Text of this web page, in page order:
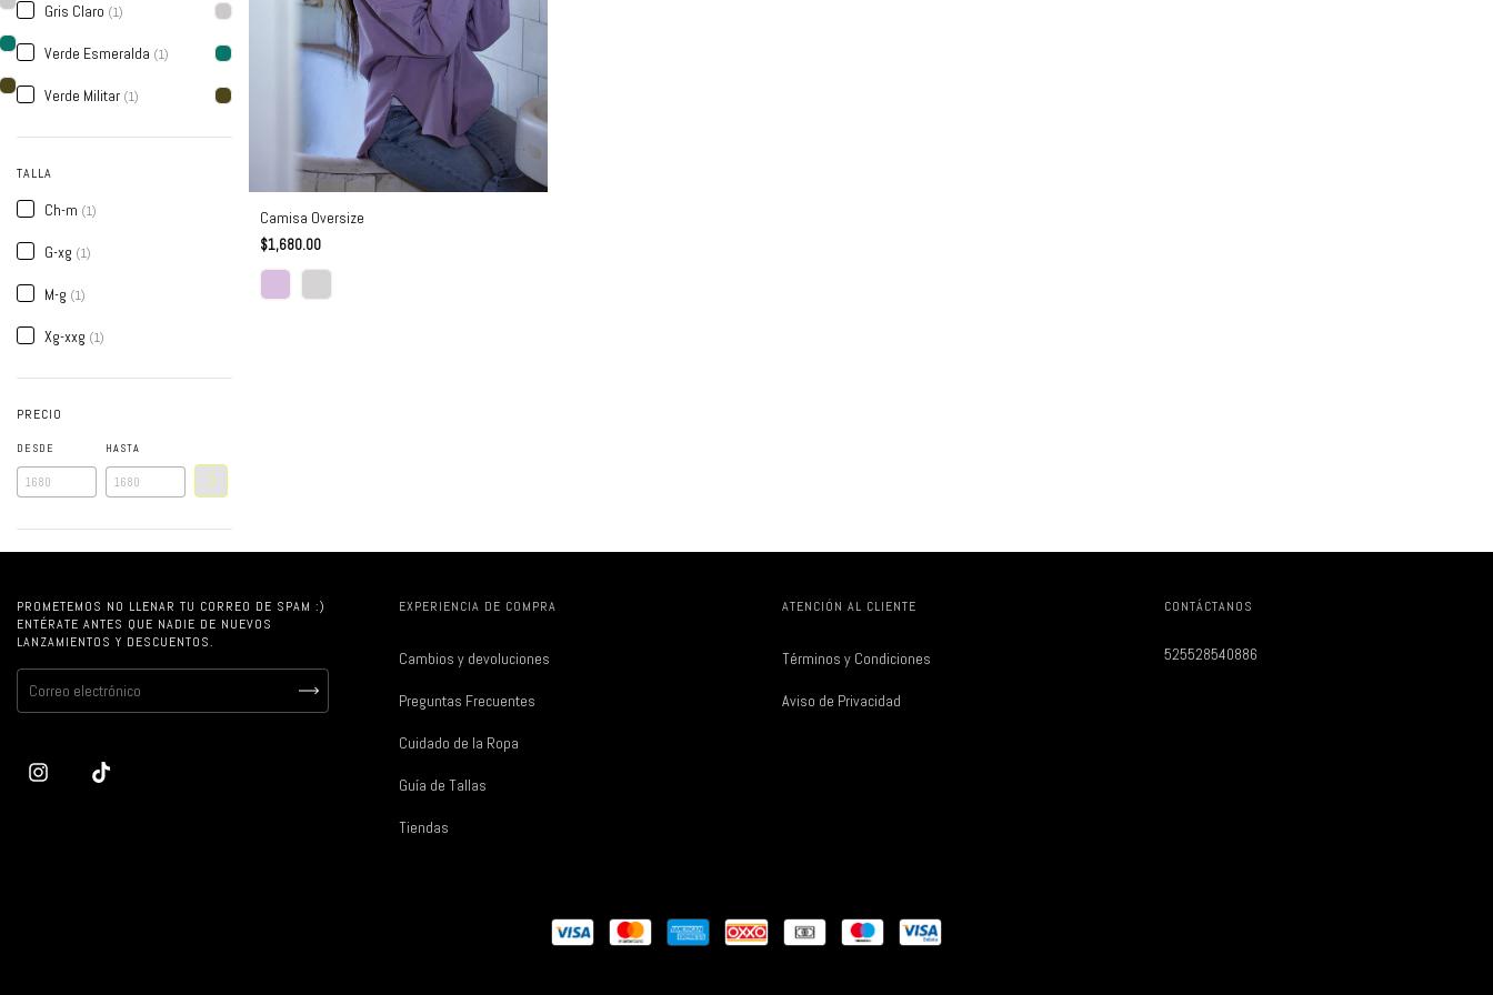
Gris Claro (1)
Verde Esmeralda (1)
Verde Militar (1)
TALLA
Ch-m (1)
G-xg (1)
M-g (1)
Xg-xxg (1)
PRECIO
DESDE HASTA
Camisa Oversize
$1,680.00
PROMETEMOS NO LLENAR TU CORREO DE SPAM :)
ENTÉRATE ANTES QUE NADIE DE NUEVOS
LANZAMIENTOS Y DESCUENTOS.
EXPERIENCIA DE COMPRA
Cambios y devoluciones
Preguntas Frecuentes
Cuidado de la Ropa
Guía de Tallas
Tiendas
ATENCIÓN AL CLIENTE
Términos y Condiciones
Aviso de Privacidad
CONTÁCTANOS
525528540886